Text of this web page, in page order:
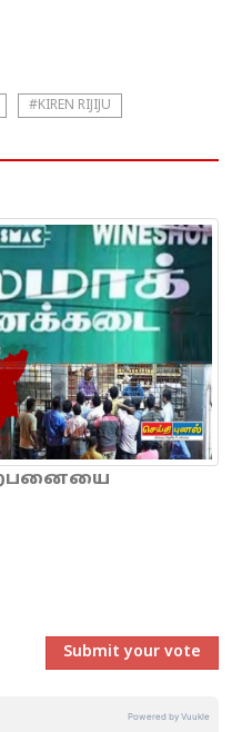
#KIREN RIJIJU
Submit your vote